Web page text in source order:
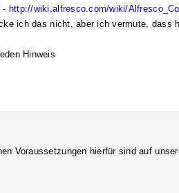
- http://wiki.alfresco.com/wiki/
ich das nicht, aber ich vermute, dass
Hinweis
Voraussetzungen hierfür sind auf